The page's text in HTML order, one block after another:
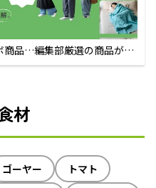
商品…編集部厳選の商品が買
材
ゴーヤー
トマト